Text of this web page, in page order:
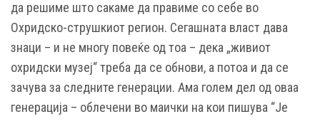
да решиме што сакаме да правиме со себе во
Охридско-струшкиот регион. Сегашната власт дава
знаци – и не многу повеќе од тоа – дека „живиот
охридски музеј“ треба да се обнови, а потоа и да се
зачува за следните генерации. Ама голем дел од оваа
генерација – облечени во маички на кои пишува “Je